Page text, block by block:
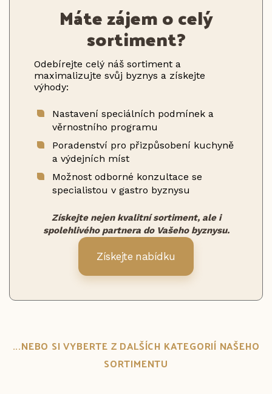
Máte zájem o celý
sortiment?
Odebírejte celý náš sortiment a
maximalizujte svůj byznys a získejte
výhody:
Nastavení speciálních podmínek a
věrnostního programu
Poradenství pro přizpůsobení kuchyně
a výdejních míst
Možnost odborné konzultace se
specialistou v gastro byznysu
Získejte nejen kvalitní sortiment, ale i
spolehlivého partnera do Vašeho byznysu.
Získejte nabídku
...NEBO SI VYBERTE Z DALŠÍCH KATEGORIÍ NAŠEHO
SORTIMENTU